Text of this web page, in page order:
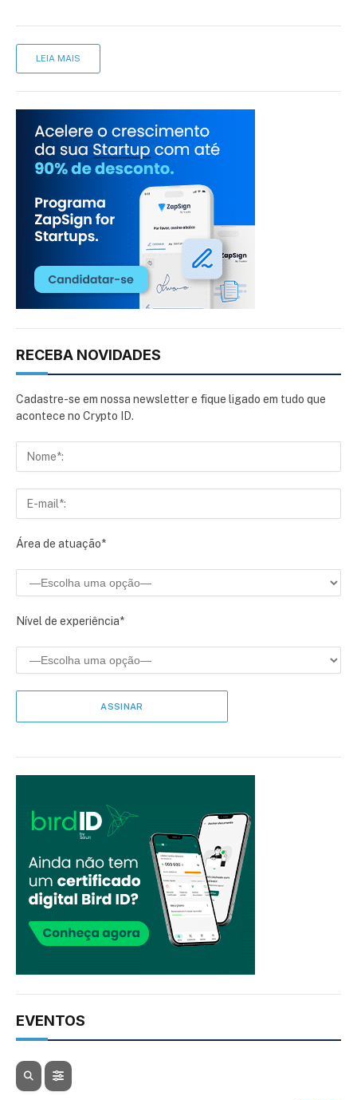
LEIA MAIS
RECEBA NOVIDADES
Cadastre-se em nossa newsletter e fique ligado em tudo que
acontece no Crypto ID.
Área de atuação*
Nível de experiência*
EVENTOS